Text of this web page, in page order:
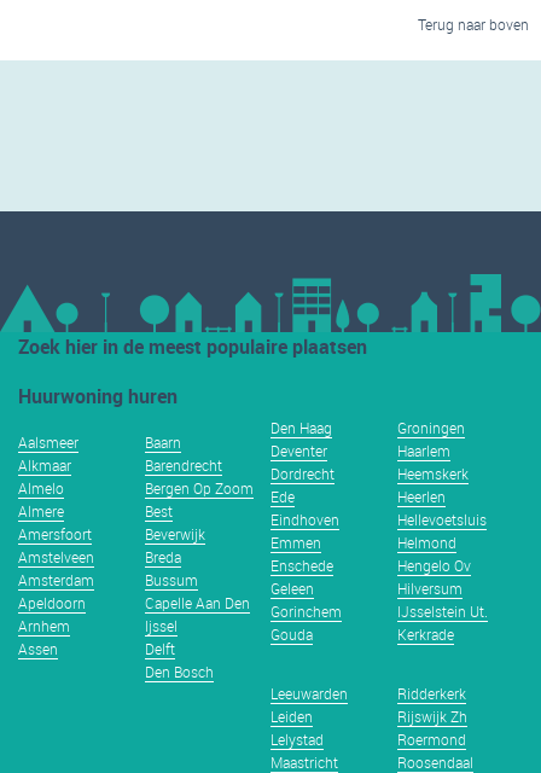
Terug naar boven
Zoek hier in de meest populaire plaatsen
Huurwoning huren
Aalsmeer
Alkmaar
Almelo
Almere
Amersfoort
Amstelveen
Amsterdam
Apeldoorn
Arnhem
Assen
Baarn
Barendrecht
Bergen Op Zoom
Best
Beverwijk
Breda
Bussum
Capelle Aan Den
Ijssel
Delft
Den Bosch
Den Haag
Deventer
Dordrecht
Ede
Eindhoven
Emmen
Enschede
Geleen
Gorinchem
Gouda
Groningen
Haarlem
Heemskerk
Heerlen
Hellevoetsluis
Helmond
Hengelo Ov
Hilversum
IJsselstein Ut.
Kerkrade
Leeuwarden
Leiden
Lelystad
Maastricht
Ridderkerk
Rijswijk Zh
Roermond
Roosendaal